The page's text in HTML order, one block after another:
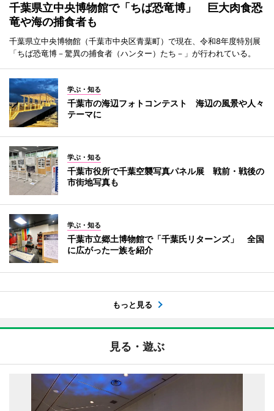
千葉県立中央博物館で「ちば恐竜博」 巨大肉食恐
竜や海の捕食者も
千葉県立中央博物館（千葉市中央区青葉町）で現在、令和8年度特別展
「ちば恐竜博－驚異の捕食者（ハンター）たち－」が行われている。
学ぶ・知る
千葉市の海辺フォトコンテスト 海辺の風景や人々
テーマに
学ぶ・知る
千葉市役所で千葉空襲写真パネル展 戦前・戦後の
市街地写真も
学ぶ・知る
千葉市立郷土博物館で「千葉氏リターンズ」 全国
に広がった一族を紹介
もっと見る
見る・遊ぶ